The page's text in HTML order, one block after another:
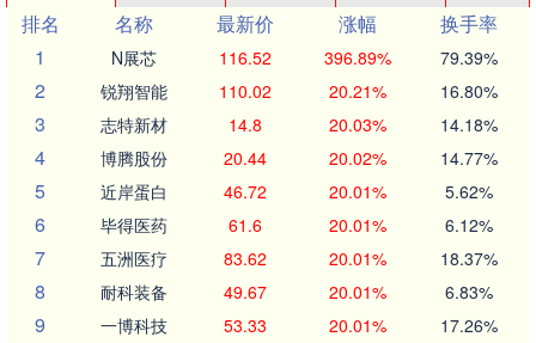
排名
名称 最新价 涨幅
换手率
1
N展芯 116.52 396.89% 79.39%
2 锐翔智能 110.02 20.21% 16.80%
3 志特新材 14.8 20.03% 14.18%
4 博腾股份 20.44 20.02% 14.77%
5 近岸蛋白 46.72 20.01% 5.62%
6 毕得医药 61.6 20.01% 6.12%
7 五洲医疗 83.62 20.01% 18.37%
8 耐科装备 49.67 20.01% 6.83%
9 一博科技 53.33 20.01% 17.26%